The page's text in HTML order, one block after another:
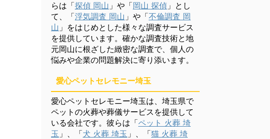
らは「探偵 岡山 」や「岡山 探偵 」とし
て、「浮気調査 岡山 」や「不倫調査 岡
山 」をはじめとした様々な調査サービス
を提供しています。確かな調査技術と地
元岡山に根ざした緻密な調査で、個人の
悩みや企業の問題解決に寄り添います。
愛心ペットセレモニー埼玉
愛心ペットセレモニー埼玉は、埼玉県で
ペットの火葬や葬儀サービスを提供して
いる会社です。彼らは「ペット 火葬 埼
玉 」、「犬 火葬 埼玉 」、「猫 火葬 埼